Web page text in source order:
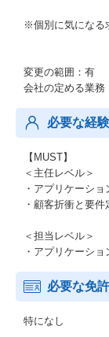
※個別に気になる
変更の範囲：有
会社の定める業務
必要な経験
【MUST】
＜主任レベル＞
・アプリケーショ
・顧客折衝と要
＜担当レベル＞
・アプリケーショ
必要な免
特になし